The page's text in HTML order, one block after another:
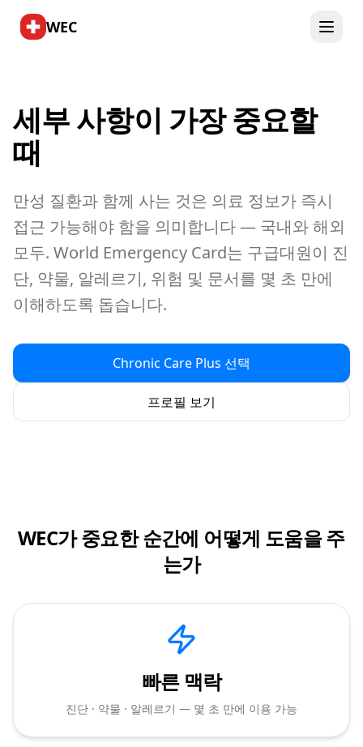
WEC
세부 사항이 가장 중요할
때
만성 질환과 함께 사는 것은 의료 정보가 즉시
접근 가능해야 함을 의미합니다 — 국내와 해외
모두. World Emergency Card는 구급대원이 진
단, 약물, 알레르기, 위험 및 문서를 몇 초 만에
이해하도록 돕습니다.
Chronic Care Plus 선택
프로필 보기
WEC가 중요한 순간에 어떻게 도움을 주
는가
빠른 맥락
진단 · 약물 · 알레르기 — 몇 초 만에 이용 가능